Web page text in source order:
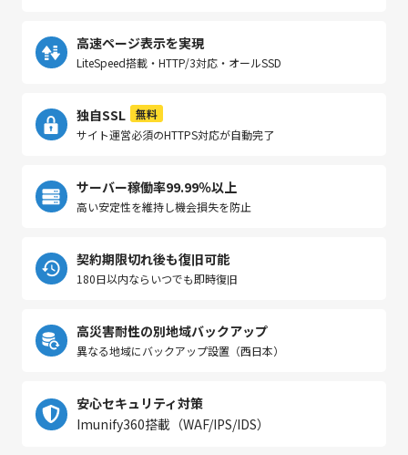
高速ページ表示を実現
LiteSpeed搭載・HTTP/3対応・オールSSD
独自SSL
無料
サイト運営必須のHTTPS対応が自動完了
サーバー稼働率99.99％以上
高い安定性を維持し機会損失を防止
契約期限切れ後も復旧可能
180日以内ならいつでも即時復旧
高災害耐性の別地域バックアップ
異なる地域にバックアップ設置（西日本）
安心セキュリティ対策
Imunify360搭載（WAF/IPS/IDS）